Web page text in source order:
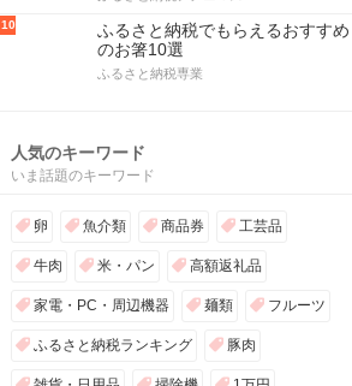
10
ふるさと納税でもらえるおすすめ
のお箸10選
ふるさと納税専業
人気のキーワード
いま話題のキーワード
卵 魚介類 商品券 工芸品
牛肉 米・パン 高額返礼品
家電・PC・周辺機器 麺類 フルーツ
ふるさと納税ランキング 豚肉